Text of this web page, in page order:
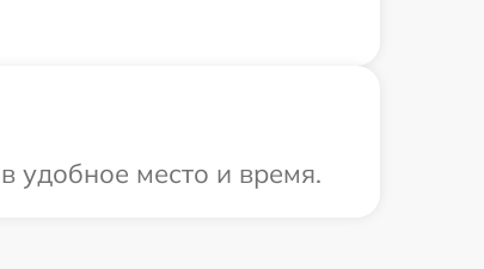
удобное место и время.